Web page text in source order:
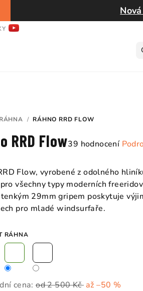
RÁHNA / RÁHNO RRD FLOW
RRD FlowPrůměrné
produktu
4,7
z
39 hodnocení
Flow, vyrobené z odolného
všechny typy moderních
29mm gripem poskytuje
pro mladé windsurfaře.
RÁHNA
cena: od 2 500 Kčaž –50 %